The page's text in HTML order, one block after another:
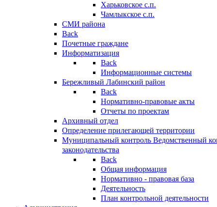
Харьковское с.п.
Чамлыкское с.п.
СМИ района
Back
Почетные граждане
Информатизация
Back
Информационные системы
Бережливый Лабинский район
Back
Нормативно-правовые акты
Отчеты по проектам
Архивный отдел
Определение прилегающей территории
Муниципальный контроль Ведомственный
законодательства
Back
Общая информация
Нормативно - правовая база
Деятельность
План контрольной деятельности